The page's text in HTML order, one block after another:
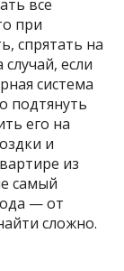
все
при
спрятать на
если
система
подтянуть
его на
и
из
самый
— от
сложно.